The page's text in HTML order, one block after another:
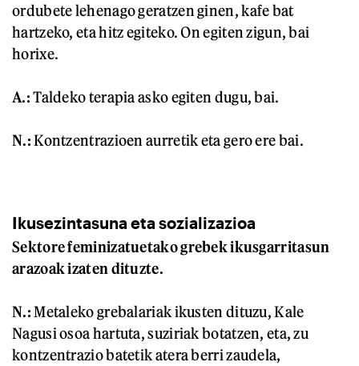
ordubete lehenago geratzen ginen, kafe bat
hartzeko, eta hitz egiteko. On egiten zigun, bai
horixe.
A.:Taldeko terapia asko egiten dugu, bai.
N.:Kontzentrazioen aurretik eta gero ere bai.
Ikusezintasuna eta sozializazioa
Sektore feminizatuetako grebek ikusgarritasun
arazoak izaten dituzte.
N.:Metaleko grebalariak ikusten dituzu, Kale
Nagusi osoa hartuta, suziriak botatzen, eta, zu
kontzentrazio batetik atera berri zaudela,